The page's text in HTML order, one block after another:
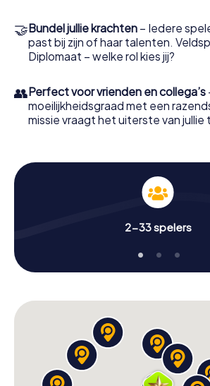
🤝Bundel jullie krachten – Iedere
past bij zijn of haar talenten.
Diplomaat – welke rol kies jij?
👥Perfect voor vrienden en collega’s
moeilijkheidsgraad met een
missie vraagt het uiterste van jullie
2-33 spelers